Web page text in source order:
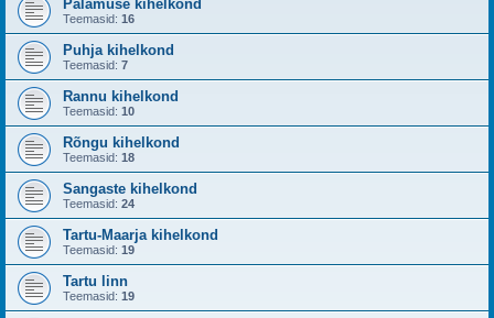
Palamuse kihelkond
Teemasid: 16
Puhja kihelkond
Teemasid: 7
Rannu kihelkond
Teemasid: 10
Rõngu kihelkond
Teemasid: 18
Sangaste kihelkond
Teemasid: 24
Tartu-Maarja kihelkond
Teemasid: 19
Tartu linn
Teemasid: 19